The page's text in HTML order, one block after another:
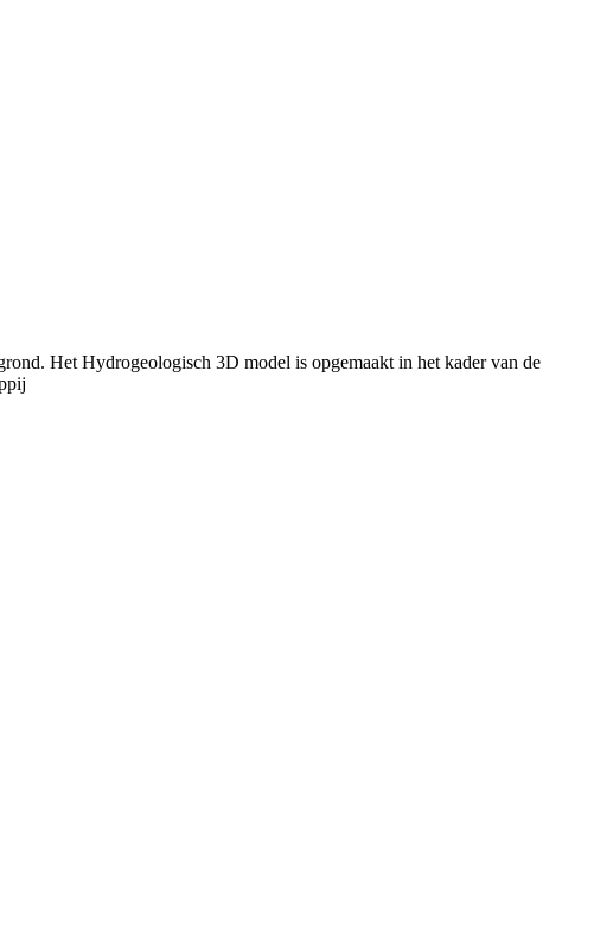
Het Hydrogeologisch 3D model is opgemaakt in het kader van de